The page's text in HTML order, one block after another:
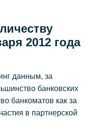
2012 года
данным, за
банковских
банкоматов как за
в партнерской